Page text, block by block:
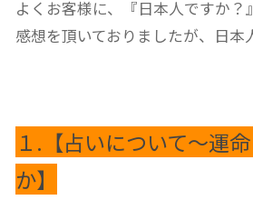
よくお客様に、『日本人ですか？
感想を頂いておりましたが、日本
１.【占いについて～運
か】